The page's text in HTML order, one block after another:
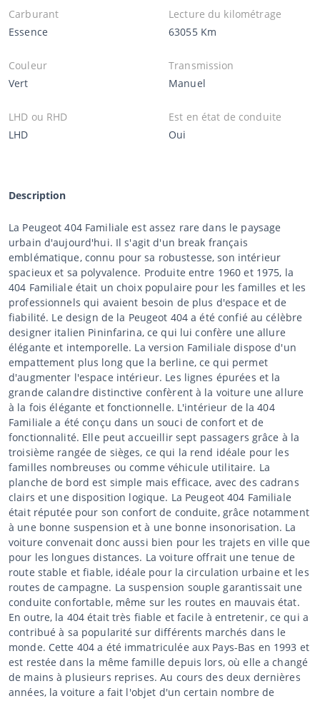
Carburant
Essence
Lecture du kilométrage
63055 Km
Couleur
Vert
Transmission
Manuel
LHD ou RHD
LHD
Est en état de conduite
Oui
Description
La Peugeot 404 Familiale est assez rare dans le paysage
urbain d'aujourd'hui. Il s'agit d'un break français
emblématique, connu pour sa robustesse, son intérieur
spacieux et sa polyvalence. Produite entre 1960 et 1975, la
404 Familiale était un choix populaire pour les familles et les
professionnels qui avaient besoin de plus d'espace et de
fiabilité. Le design de la Peugeot 404 a été confié au célèbre
designer italien Pininfarina, ce qui lui confère une allure
élégante et intemporelle. La version Familiale dispose d'un
empattement plus long que la berline, ce qui permet
d'augmenter l'espace intérieur. Les lignes épurées et la
grande calandre distinctive confèrent à la voiture une allure
à la fois élégante et fonctionnelle. L'intérieur de la 404
Familiale a été conçu dans un souci de confort et de
fonctionnalité. Elle peut accueillir sept passagers grâce à la
troisième rangée de sièges, ce qui la rend idéale pour les
familles nombreuses ou comme véhicule utilitaire. La
planche de bord est simple mais efficace, avec des cadrans
clairs et une disposition logique. La Peugeot 404 Familiale
était réputée pour son confort de conduite, grâce notamment
à une bonne suspension et à une bonne insonorisation. La
voiture convenait donc aussi bien pour les trajets en ville que
pour les longues distances. La voiture offrait une tenue de
route stable et fiable, idéale pour la circulation urbaine et les
routes de campagne. La suspension souple garantissait une
conduite confortable, même sur les routes en mauvais état.
En outre, la 404 était très fiable et facile à entretenir, ce qui a
contribué à sa popularité sur différents marchés dans le
monde. Cette 404 a été immatriculée aux Pays-Bas en 1993 et
est restée dans la même famille depuis lors, où elle a changé
de mains à plusieurs reprises. Au cours des deux dernières
années, la voiture a fait l'objet d'un certain nombre de